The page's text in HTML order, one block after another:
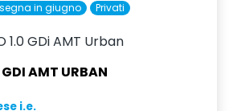
in giugno Privati
AMT URBAN
i.e.